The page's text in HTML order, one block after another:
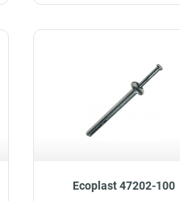
Ecoplast 47202-100